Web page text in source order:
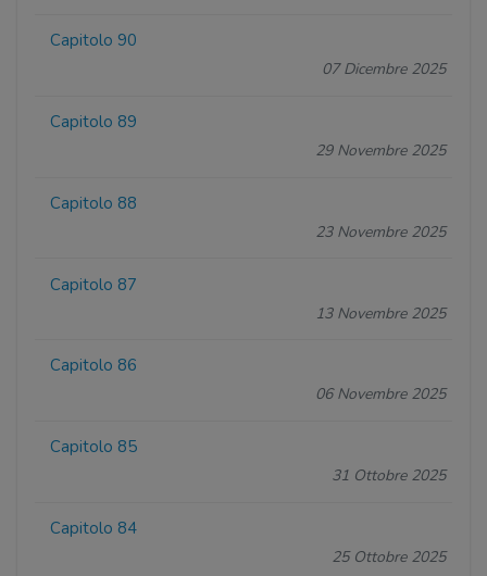
Capitolo 90
07 Dicembre 2025
Capitolo 89
29 Novembre 2025
Capitolo 88
23 Novembre 2025
Capitolo 87
13 Novembre 2025
Capitolo 86
06 Novembre 2025
Capitolo 85
31 Ottobre 2025
Capitolo 84
25 Ottobre 2025